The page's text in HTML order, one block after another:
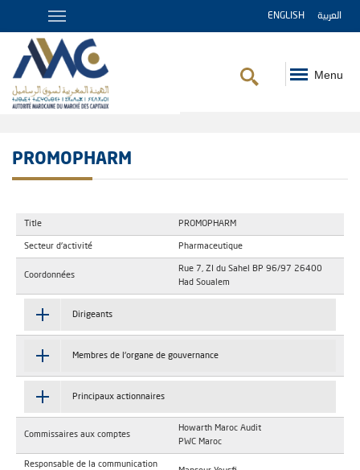
ENGLISH العربية
Menu
PROMOPHARM
Title PROMOPHARM
Secteur d'activité Pharmaceutique
Coordonnées
Rue 7, ZI du Sahel BP 96/97 26400
Had Soualem
Dirigeants
Membres de l'organe de gouvernance
Principaux actionnaires
Commissaires aux comptes
Howarth Maroc Audit
PWC Maroc
Responsable de la communication